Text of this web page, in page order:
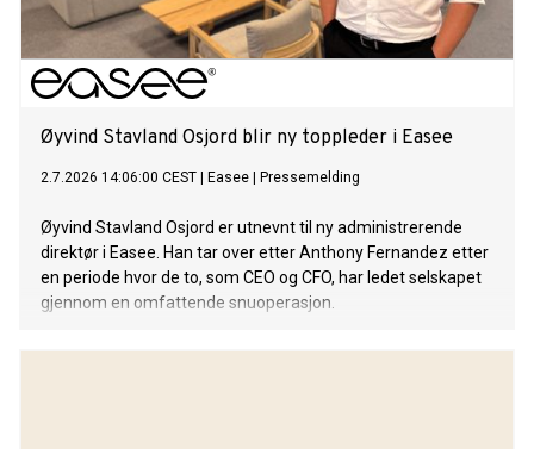
Øyvind Stavland Osjord blir ny toppleder i Easee
2.7.2026 14:06:00 CEST Easee Pressemelding
Øyvind Stavland Osjord er utnevnt til ny administrerende
direktør i Easee. Han tar over etter Anthony Fernandez etter
en periode hvor de to, som CEO og CFO, har ledet selskapet
gjennom en omfattende snuoperasjon.